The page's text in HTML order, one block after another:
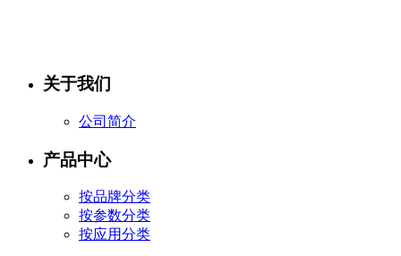
关于我们
公司简介
产品中心
按品牌分类
按参数分类
按应用分类